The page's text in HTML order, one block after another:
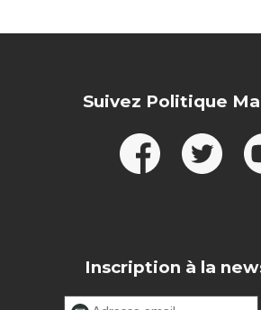
Suivez Politique
Inscription à la